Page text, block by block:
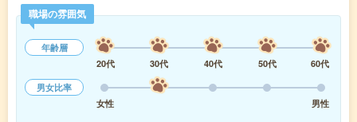
職場の雰囲気
年齢層
20代
30代 40代 50代
60代
男女比率
女性
男性